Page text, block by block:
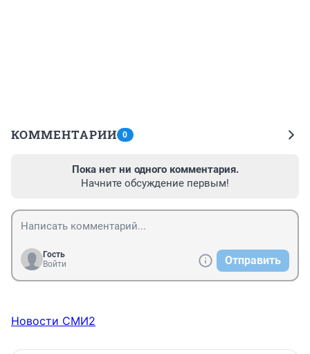
КОММЕНТАРИИ 0
Пока нет ни одного комментария.
Начните обсуждение первым!
Гость
Войти
Отправить
Новости СМИ2